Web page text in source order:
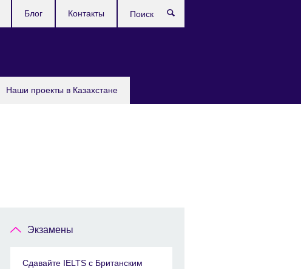
Наши проекты в Казахстане
Блог Контакты
Экзамены
Сдавайте IELTS с Британским